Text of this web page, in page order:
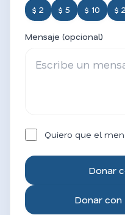
$ 2 $ 5 $ 10 $
Mensaje (opcional)
Quiero que el
Donar
Donar